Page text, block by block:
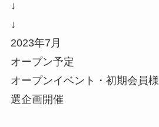
↓
↓
2023年7月
オープン予定
オープンイベント・初期会員
選企画開催